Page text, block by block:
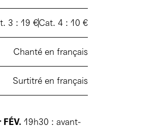
3 : 19 €Cat. 4 : 10 €
Chanté en français
Surtitré en français
19h30 : avant-